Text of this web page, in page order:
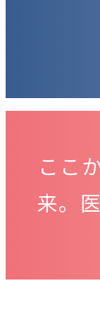
ここ
来。